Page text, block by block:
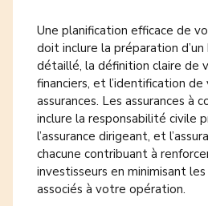
Une planification efficace de
doit inclure la préparation d’un
détaillé, la définition claire de
financiers, et l’identification de
assurances. Les assurances à
inclure la responsabilité civile
l’assurance dirigeant, et l’
chacune contribuant à
investisseurs en minimisant
associés à votre opération.